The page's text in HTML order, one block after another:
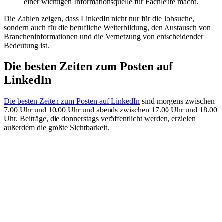
einer wichtigen Informationsquelle für Fachleute macht.
Die Zahlen zeigen, dass LinkedIn nicht nur für die Jobsuche,
sondern auch für die berufliche Weiterbildung, den Austausch von
Brancheninformationen und die Vernetzung von entscheidender
Bedeutung ist.
Die besten Zeiten zum Posten auf
LinkedIn
Die besten Zeiten zum Posten auf LinkedIn sind morgens zwischen
7.00 Uhr und 10.00 Uhr und abends zwischen 17.00 Uhr und 18.00
Uhr. Beiträge, die donnerstags veröffentlicht werden, erzielen
außerdem die größte Sichtbarkeit.